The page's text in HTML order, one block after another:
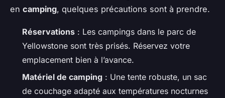
en camping, quelques précautions sont à prendre.
Réservations : Les campings dans le parc de
Yellowstone sont très prisés. Réservez votre
emplacement bien à l’avance.
Matériel de camping : Une tente robuste, un sac
de couchage adapté aux températures nocturnes